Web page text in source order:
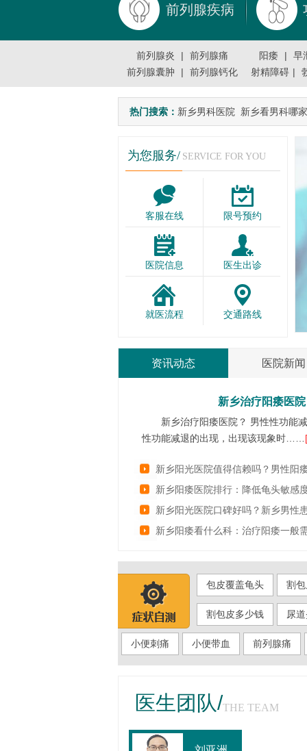
前列腺疾病
前列腺炎 |
前列腺痛
前列腺囊肿
| 前列腺钙化
阳痿 |
早
射精障碍 |
热门搜索： 新乡男科医院 新乡看男科哪
为您服务/ SERVICE FOR YOU
客服在线 限号预约
医院信息 医生出诊
就医流程 交通路线
资讯动态 医院新闻
新乡治疗阳痿医
新乡治疗阳痿医院？ 男性性功能
性功能减退的出现，出现该现象时……
新乡阳光医院值得信赖吗？男性阳
新乡阳痿医院排行：降低龟头敏感
新乡阳光医院口碑好吗？新乡男性
新乡阳痿看什么科：治疗阳痿一般
包皮覆盖龟头 割
割包皮多少钱 尿
小便刺痛 小便带血 前列腺痛
医生团队/THE TEAM